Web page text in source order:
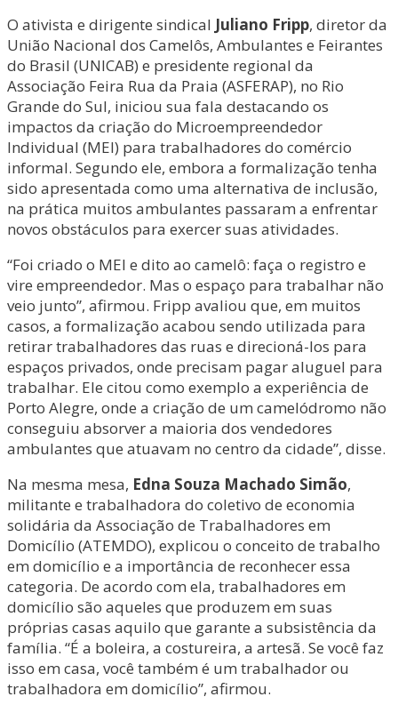
O ativista e dirigente sindical Juliano Fripp, diretor da
União Nacional dos Camelôs, Ambulantes e Feirantes
do Brasil (UNICAB) e presidente regional da
Associação Feira Rua da Praia (ASFERAP), no Rio
Grande do Sul, iniciou sua fala destacando os
impactos da criação do Microempreendedor
Individual (MEI) para trabalhadores do comércio
informal. Segundo ele, embora a formalização tenha
sido apresentada como uma alternativa de inclusão,
na prática muitos ambulantes passaram a enfrentar
novos obstáculos para exercer suas atividades.
“Foi criado o MEI e dito ao camelô: faça o registro e
vire empreendedor. Mas o espaço para trabalhar não
veio junto”, afirmou. Fripp avaliou que, em muitos
casos, a formalização acabou sendo utilizada para
retirar trabalhadores das ruas e direcioná-los para
espaços privados, onde precisam pagar aluguel para
trabalhar. Ele citou como exemplo a experiência de
Porto Alegre, onde a criação de um camelódromo não
conseguiu absorver a maioria dos vendedores
ambulantes que atuavam no centro da cidade”, disse.
Na mesma mesa, Edna Souza Machado Simão,
militante e trabalhadora do coletivo de economia
solidária da Associação de Trabalhadores em
Domicílio (ATEMDO), explicou o conceito de trabalho
em domicílio e a importância de reconhecer essa
categoria. De acordo com ela, trabalhadores em
domicílio são aqueles que produzem em suas
próprias casas aquilo que garante a subsistência da
família. “É a boleira, a costureira, a artesã. Se você faz
isso em casa, você também é um trabalhador ou
trabalhadora em domicílio”, afirmou.